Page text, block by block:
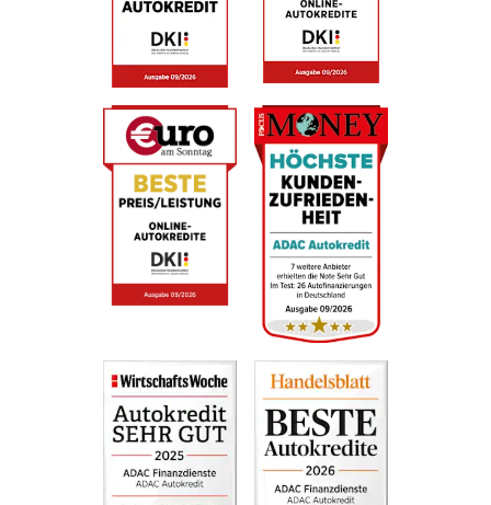
anschließend schnellstmöglich Ihre Kreditzusage
per Post und können dann auch über den
Kreditbetrag verfügen und Ihr Wunschfahrzeug
kaufen. Sie haben auch die Möglichkeit den Kredit
vollständig digital zu beantragen. Bei vorläufiger
Kreditzusage und wahrheitsgemäßen Angaben
wird der Kredit taggleich ausbezahlt, sofern die
Beantragung innerhalb unserer Geschäftszeiten
erfolgt. Die Zulassungsbescheinigung Teil II
schicken Sie bitte anschließend an die Bank11.
Postanschrift:
Bank 11 für Privatkunden und
Hammer Landstraße 91
41460 Neuss